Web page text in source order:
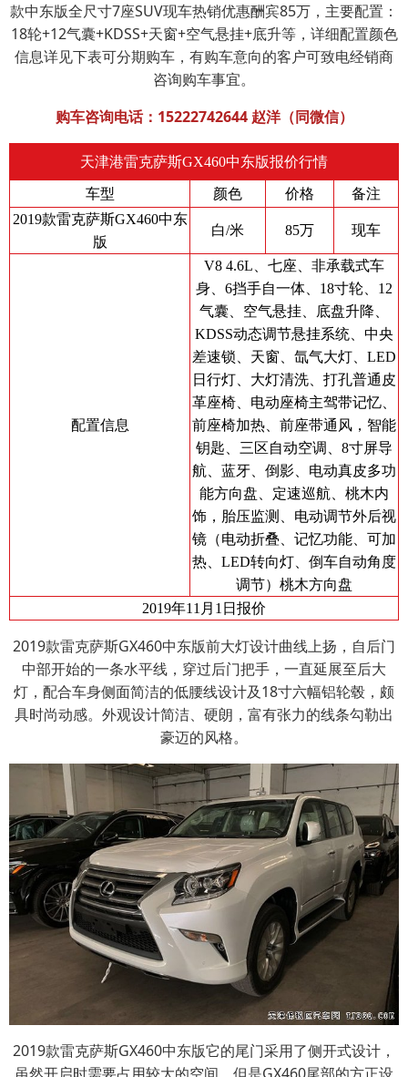
款中东版全尺寸7座SUV现车热销优惠酬宾85万，主要配置：
18轮+12气囊+KDSS+天窗+空气悬挂+底升等，详细配置颜色
信息详见下表可分期购车，有购车意向的客户可致电经销商
咨询购车事宜。
购车咨询电话： 15222742644赵洋（同微信）
天津港雷克萨斯GX460中东版报价行情
车型 颜色 价格
备注
2019款雷克萨斯GX460中东
版
白/米 85万 现车
配置信息
V8 4.6L、七座、非承载式车
身、6挡手自一体、18寸轮、12
气囊、空气悬挂、底盘升降、
KDSS动态调节悬挂系统、中央
差速锁、天窗、氙气大灯、LED
日行灯、大灯清洗、打孔普通皮
革座椅、电动座椅主驾带记忆、
前座椅加热、前座带通风，智能
钥匙、三区自动空调、8寸屏导
航、蓝牙、倒影、电动真皮多功
能方向盘、定速巡航、桃木内
饰，胎压监测、电动调节外后视
镜（电动折叠、记忆功能、可加
热、LED转向灯、倒车自动角度
调节）桃木方向盘
2019年11月1日报价
2019款雷克萨斯GX460中东版前大灯设计曲线上扬，自后门
中部开始的一条水平线，穿过后门把手，一直延展至后大
灯，配合车身侧面简洁的低腰线设计及18寸六幅铝轮毂，颇
具时尚动感。外观设计简洁、硬朗，富有张力的线条勾勒出
豪迈的风格。
2019款雷克萨斯GX460中东版它的尾门采用了侧开式设计，